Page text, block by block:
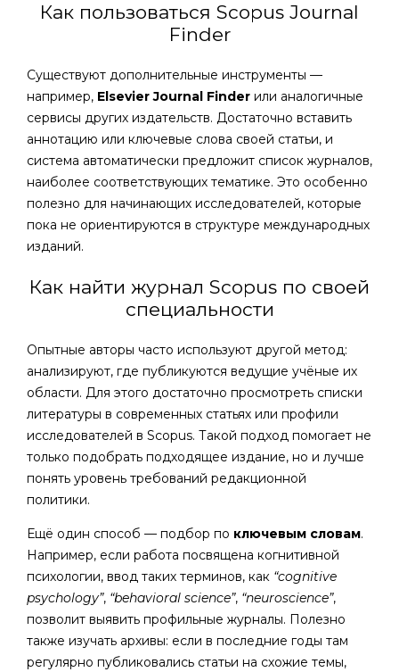
Как пользоваться Scopus Journal
Finder
Существуют дополнительные инструменты —
например, Elsevier Journal Finder или аналогичные
сервисы других издательств. Достаточно вставить
аннотацию или ключевые слова своей статьи, и
система автоматически предложит список журналов,
наиболее соответствующих тематике. Это особенно
полезно для начинающих исследователей, которые
пока не ориентируются в структуре международных
изданий.
Как найти журнал Scopus по своей
специальности
Опытные авторы часто используют другой метод:
анализируют, где публикуются ведущие учёные их
области. Для этого достаточно просмотреть списки
литературы в современных статьях или профили
исследователей в Scopus. Такой подход помогает не
только подобрать подходящее издание, но и лучше
понять уровень требований редакционной
политики.
Ещё один способ — подбор по ключевым словам.
Например, если работа посвящена когнитивной
психологии, ввод таких терминов, как “cognitive
psychology”, “behavioral science”, “neuroscience”,
позволит выявить профильные журналы. Полезно
также изучать архивы: если в последние годы там
регулярно публиковались статьи на схожие темы,